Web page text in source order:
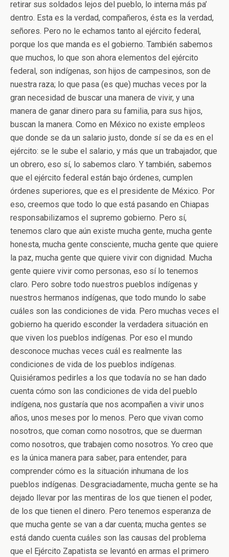
retirar sus soldados lejos del pueblo, lo interna más pa’
dentro. Esta es la verdad, compañeros, ésta es la verdad,
señores. Pero no le echamos tanto al ejército federal,
porque los que manda es el gobierno. También sabemos
que muchos, lo que son ahora elementos del ejército
federal, son indígenas, son hijos de campesinos, son de
nuestra raza; lo que pasa (es que) muchas veces por la
gran necesidad de buscar una manera de vivir, y una
manera de ganar dinero para su familia, para sus hijos,
buscan la manera. Como en México no existe empleos
que donde se da un salario justo, donde sí se da es en el
ejército: se le sube el salario, y más que un trabajador, que
un obrero, eso sí, lo sabemos claro. Y también, sabemos
que el ejército federal están bajo órdenes, cumplen
órdenes superiores, que es el presidente de México. Por
eso, creemos que todo lo que está pasando en Chiapas
responsabilizamos el supremo gobierno. Pero sí,
tenemos claro que aún existe mucha gente, mucha gente
honesta, mucha gente consciente, mucha gente que quiere
la paz, mucha gente que quiere vivir con dignidad. Mucha
gente quiere vivir como personas, eso sí lo tenemos
claro. Pero sobre todo nuestros pueblos indígenas y
nuestros hermanos indígenas, que todo mundo lo sabe
cuáles son las condiciones de vida. Pero muchas veces el
gobierno ha querido esconder la verdadera situación en
que viven los pueblos indígenas. Por eso el mundo
desconoce muchas veces cuál es realmente las
condiciones de vida de los pueblos indígenas.
Quisiéramos pedirles a los que todavía no se han dado
cuenta cómo son las condiciones de vida del pueblo
indígena, nos gustaría que nos acompañen a vivir unos
años, unos meses por lo menos. Pero que vivan como
nosotros, que coman como nosotros, que se duerman
como nosotros, que trabajen como nosotros. Yo creo que
es la única manera para saber, para entender, para
comprender cómo es la situación inhumana de los
pueblos indígenas. Desgraciadamente, mucha gente se ha
dejado llevar por las mentiras de los que tienen el poder,
de los que tienen el dinero. Pero tenemos esperanza de
que mucha gente se van a dar cuenta; mucha gentes se
está dando cuenta cuáles son las causas del problema
que el Ejército Zapatista se levantó en armas el primero